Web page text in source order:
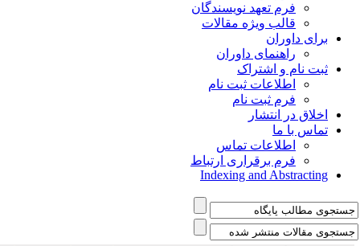
فرم تعهد نویسندگان
قالب ویژه مقالات
برای داوران
راهنمای داوران
ثبت نام و اشتراک
اطلاعات ثبت نام
فرم ثبت نام
اخلاق در انتشار
تماس با ما
اطلاعات تماس
فرم برقراری ارتباط
Indexing and Abstracting